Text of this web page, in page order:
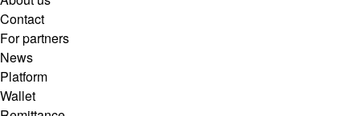
Contact
For partners
News
Platform
Wallet